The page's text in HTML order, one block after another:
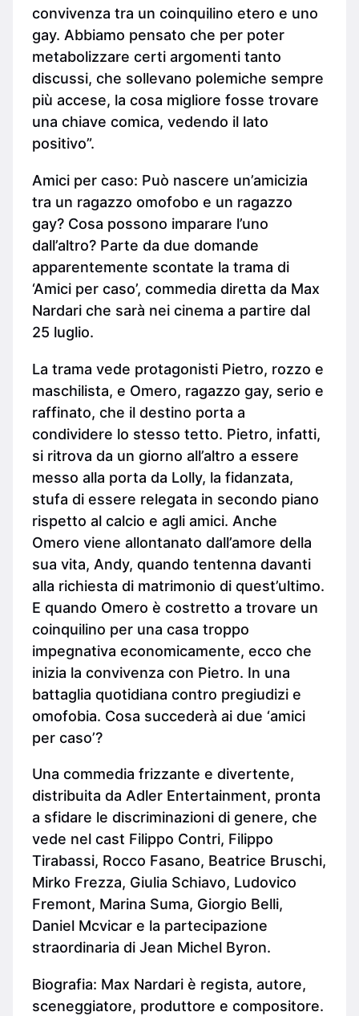
convivenza tra un coinquilino etero e uno
gay. Abbiamo pensato che per poter
metabolizzare certi argomenti tanto
discussi, che sollevano polemiche sempre
più accese, la cosa migliore fosse trovare
una chiave comica, vedendo il lato
positivo”.
Amici per caso: Può nascere un’amicizia
tra un ragazzo omofobo e un ragazzo
gay? Cosa possono imparare l’uno
dall’altro? Parte da due domande
apparentemente scontate la trama di
‘Amici per caso’, commedia diretta da Max
Nardari che sarà nei cinema a partire dal
25 luglio.
La trama vede protagonisti Pietro, rozzo e
maschilista, e Omero, ragazzo gay, serio e
raffinato, che il destino porta a
condividere lo stesso tetto. Pietro, infatti,
si ritrova da un giorno all’altro a essere
messo alla porta da Lolly, la fidanzata,
stufa di essere relegata in secondo piano
rispetto al calcio e agli amici. Anche
Omero viene allontanato dall’amore della
sua vita, Andy, quando tentenna davanti
alla richiesta di matrimonio di quest’ultimo.
E quando Omero è costretto a trovare un
coinquilino per una casa troppo
impegnativa economicamente, ecco che
inizia la convivenza con Pietro. In una
battaglia quotidiana contro pregiudizi e
omofobia. Cosa succederà ai due ‘amici
per caso’?
Una commedia frizzante e divertente,
distribuita da Adler Entertainment, pronta
a sfidare le discriminazioni di genere, che
vede nel cast Filippo Contri, Filippo
Tirabassi, Rocco Fasano, Beatrice Bruschi,
Mirko Frezza, Giulia Schiavo, Ludovico
Fremont, Marina Suma, Giorgio Belli,
Daniel Mcvicar e la partecipazione
straordinaria di Jean Michel Byron.
Biografia: Max Nardari è regista, autore,
sceneggiatore, produttore e compositore.